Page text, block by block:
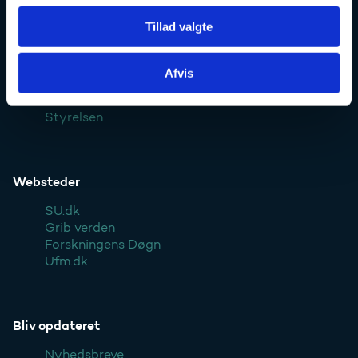
Tillad valgte
Afvis
Styrelsen
Websteder
SU.dk
Grib verden
Forskningens Døgn
Ufm.dk
Bliv opdateret
Nyhedsbreve